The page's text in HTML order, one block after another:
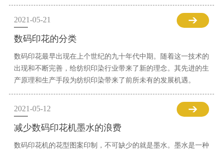
2021-05-21
数码印花的分类
数码印花最早出现在上个世纪的九十年代中期。随着这一技术的
出现和不断完善，给纺织印染行业带来了新的理念。其先进的生
产原理和生产手段为纺织印染带来了前所未有的发展机遇。
2021-05-12
减少数码印花机墨水的浪费
数码印花机的花型图案印制，不可缺少的就是墨水。墨水是一种